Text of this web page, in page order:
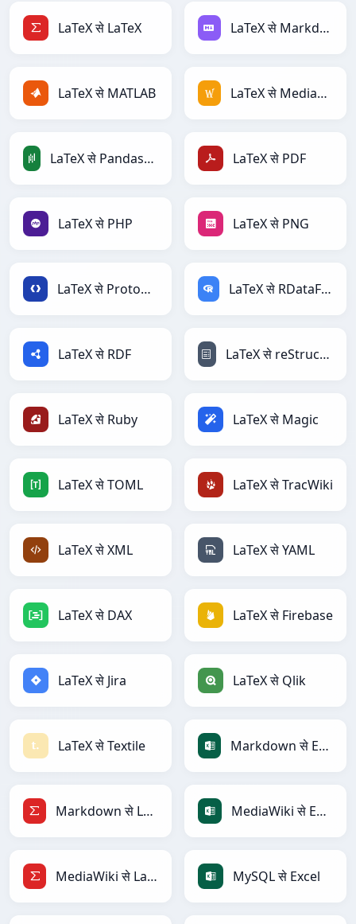
LaTeX से LaTeX LaTeX से Markdown
LaTeX से MATLAB LaTeX से MediaWiki
LaTeX से PandasDataFrame LaTeX से PDF
LaTeX से PHP LaTeX से PNG
LaTeX से Protobuf LaTeX से RDataFrame
LaTeX से RDF LaTeX से reStructuredText
LaTeX से Ruby LaTeX से Magic
LaTeX से TOML LaTeX से TracWiki
LaTeX से XML LaTeX से YAML
LaTeX से DAX LaTeX से Firebase
LaTeX से Jira LaTeX से Qlik
LaTeX से Textile Markdown से Excel
Markdown से LaTeX MediaWiki से Excel
MediaWiki से LaTeX MySQL से Excel